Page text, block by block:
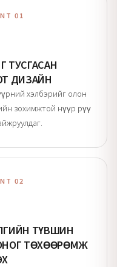
01
ТУСГАСАН
ДИЗАЙН
хэлбэрийг олон
зохимжтой нүүр рүү
02
ТҮВШИН
ТӨХӨӨРӨМЖ